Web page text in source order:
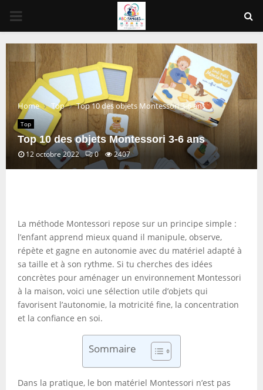
PRIMARY
MENU
Home Top Top 10 des objets Montessori 3-6 ans
Top
Top 10 des objets Montessori 3-6 ans
12 octobre 2022 0 2407
La méthode Montessori repose sur un principe simple :
l’enfant apprend mieux quand il manipule, observe,
répète et gagne en autonomie avec du matériel adapté à
sa taille et à son rythme. Si tu cherches des idées
concrètes pour aménager un environnement Montessori
à la maison, voici une sélection utile d’objets qui
favorisent l’autonomie, la motricité fine, la concentration
et la confiance en soi.
Sommaire
Dans la pratique, le bon matériel Montessori n’est pas